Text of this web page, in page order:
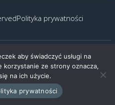
Polityka prywatności
G.Kocyłowski
aby świadczyć usługi na
korzystanie ze strony oznacza,
na ich użycie.
prywatności